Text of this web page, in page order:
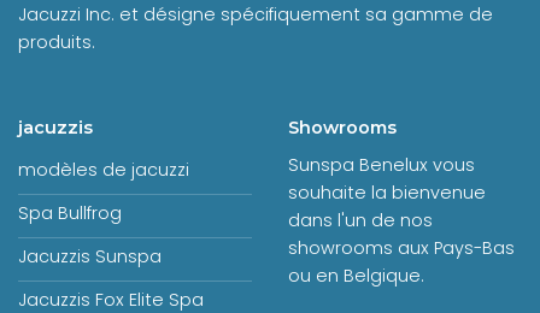
Jacuzzi Inc. et désigne spécifiquement sa gamme de
produits.
jacuzzis
modèles de jacuzzi
Spa Bullfrog
Jacuzzis Sunspa
Jacuzzis Fox Elite Spa
Showrooms
Sunspa Benelux vous
souhaite la bienvenue
dans l'un de nos
showrooms aux Pays-Bas
ou en Belgique.